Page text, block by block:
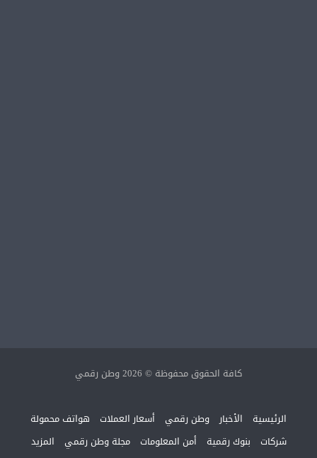
كافة الحقوق محفوظة © 2026 وطن رقمي
الرئيسية الأخبار وطن رقمي أسعار العملات هواتف محمولة
شركات بنوك رقمية أمن المعلومات مجلة وطن رقمي المزيد